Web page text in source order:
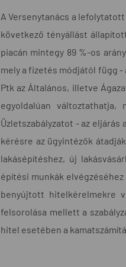
A Versenytanács a
következő tényállást
piacán mintegy 89 %-os
mely a fizetés módjától függ
Ptk az Általános, illetve
egyoldalúan
Üzletszabályzatot - az
kérésre az ügyintézők
lakásépítéshez, új
építési munkák
benyújtott hitelkérelmekre
felsorolása mellett a
hitel esetében a